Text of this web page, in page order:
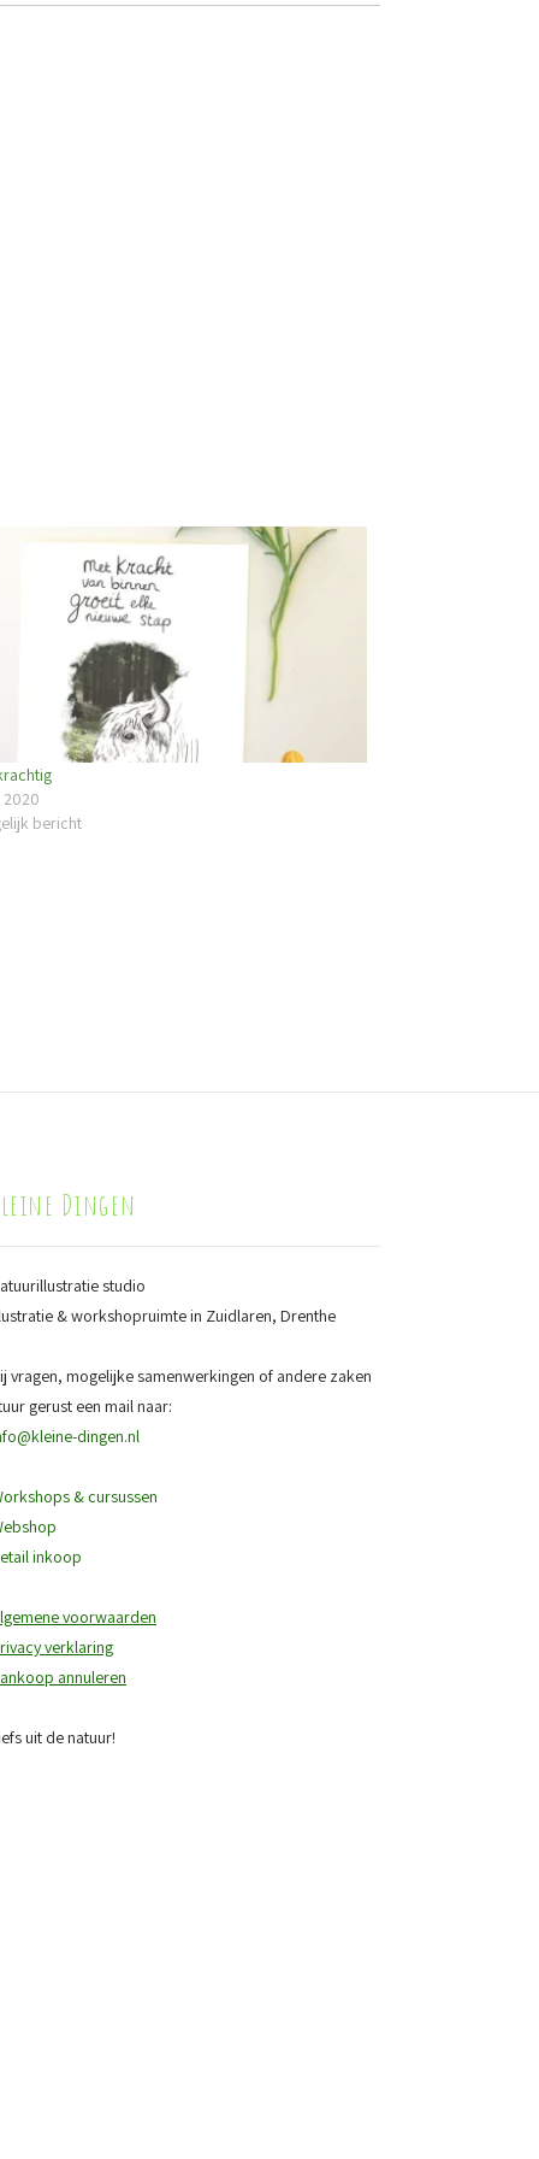
2020
bericht
Dingen
studio
& workshopruimte in Zuidlaren, Drenthe
vragen, mogelijke samenwerkingen of andere zaken
gerust een mail naar:
dingen.nl
& cursussen
inkoop
voorwaarden
verklaring
annuleren
uit de natuur!